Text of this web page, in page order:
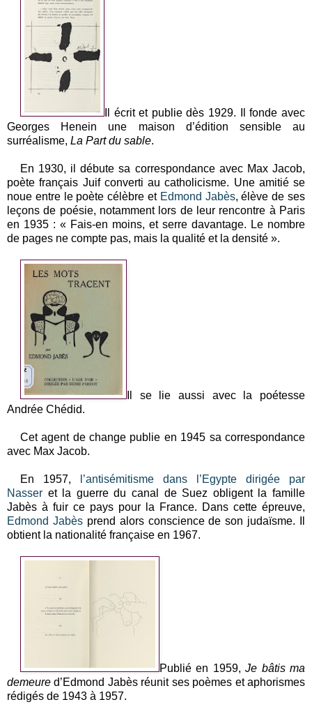
Il écrit et publie dès 1929. Il fonde avec
Georges Henein une maison d’édition sensible au
surréalisme, La Part du sable.
En 1930, il débute sa correspondance avec Max Jacob,
poète français Juif converti au catholicisme. Une amitié se
noue entre le poète célèbre et Edmond Jabès, élève de ses
leçons de poésie, notamment lors de leur rencontre à Paris
en 1935 : « Fais-en moins, et serre davantage. Le nombre
de pages ne compte pas, mais la qualité et la densité ».
Il se lie aussi avec la poétesse
Andrée Chédid.
Cet agent de change publie en 1945 sa correspondance
avec Max Jacob.
En 1957,
l’antisémitisme dans l’Egypte dirigée par
Nasser et la guerre du canal de Suez obligent la famille
Jabès à fuir ce pays pour la France. Dans cette épreuve,
Edmond Jabèsprend alors conscience de son judaïsme. Il
obtient la nationalité française en 1967.
Publié en 1959,Je bâtis ma
demeure d’Edmond Jabès réunit ses poèmes et aphorismes
rédigés de 1943 à 1957.